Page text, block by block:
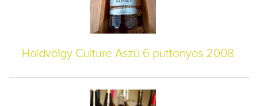
Holdvölgy Culture Aszú 6 puttonyos 2008